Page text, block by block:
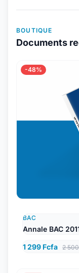
BOUTIQUE
Documents
-48%
BAC
Annale BAC
1 299 Fcfa 2